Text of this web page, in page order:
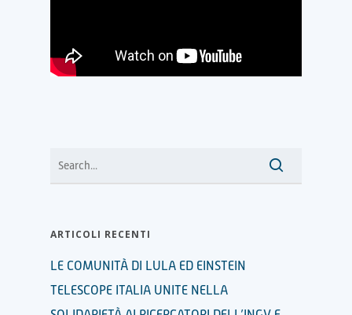
ARTICOLI RECENTI
LE COMUNITÀ DI LULA ED EINSTEIN
TELESCOPE ITALIA UNITE NELLA